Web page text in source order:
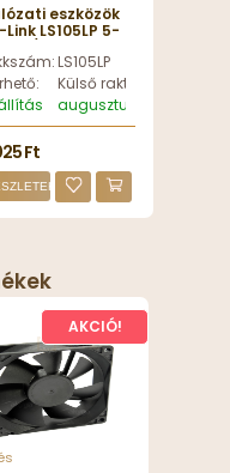
eszközök
Link LS105LP 5-
Switch with
PoE -
LS105LP
Külső raktáron
augusztus 13, csütörtök
Ft
AKCIÓ!